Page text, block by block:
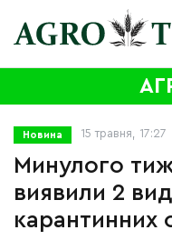
Новина 15 травня, 17:27
Минулого
виявили 2
карантинних